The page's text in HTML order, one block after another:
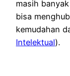
masih
bisa
kemudahan
Intelektual).